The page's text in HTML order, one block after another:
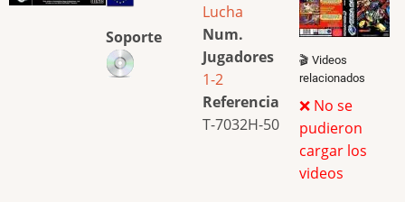
Soporte
Lucha
Num.
Jugadores
1-2
Referencia
T-7032H-50
🎬 Videos
relacionados
❌ No se
pudieron
cargar los
videos